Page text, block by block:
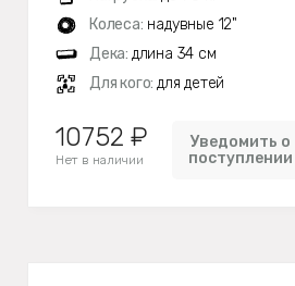
Колеса: надувные 12"
Дека: длина 34 см
Для кого: для детей
10752 ₽
Нет в наличии
Уведомить о
поступлении